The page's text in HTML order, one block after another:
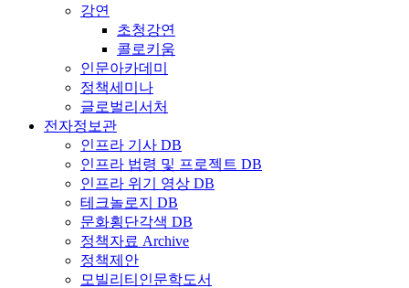
강연
초청강연
콜로키움
인문아카데미
정책세미나
글로벌리서처
전자정보관
인프라 기사 DB
인프라 법령 및 프로젝트 DB
인프라 위기 영상 DB
테크놀로지 DB
문화횡단각색 DB
정책자료 Archive
정책제안
모빌리티인문학도서